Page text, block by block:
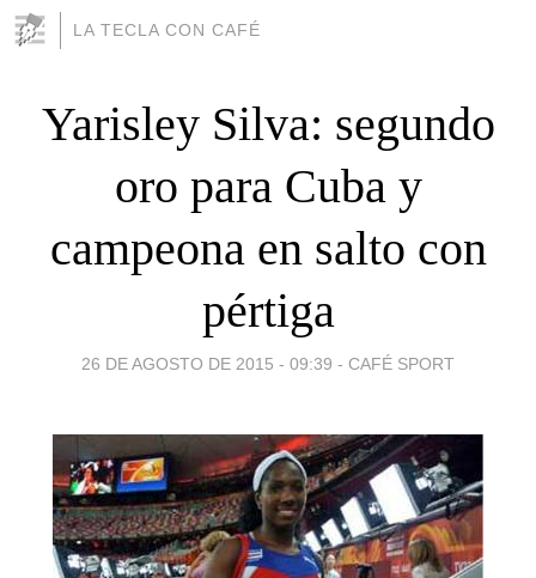
LA TECLA CON CAFÉ
Yarisley Silva: segundo
oro para Cuba y
campeona en salto con
pértiga
26 DE AGOSTO DE 2015 - 09:39 - CAFÉ SPORT